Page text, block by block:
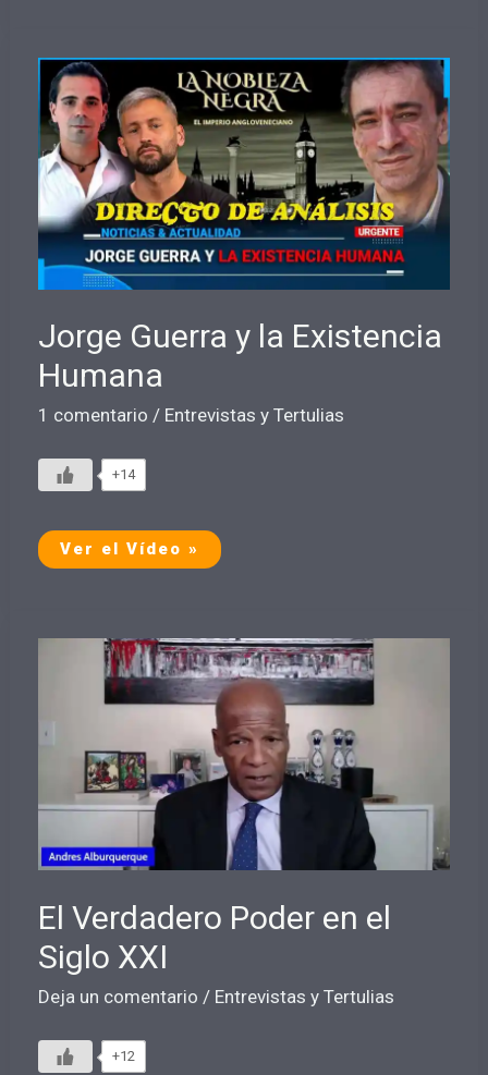
las
sombras
–
TRILOGÍA
–
LA
NOBLEZA
NEGRA
Jorge Guerra y la Existencia
Humana
1 comentario / Entrevistas y Tertulias
+14
Jorge
Guerra
Ver el Vídeo »
El Verdadero Poder en el
Siglo XXI
Deja un comentario / Entrevistas y Tertulias
+12